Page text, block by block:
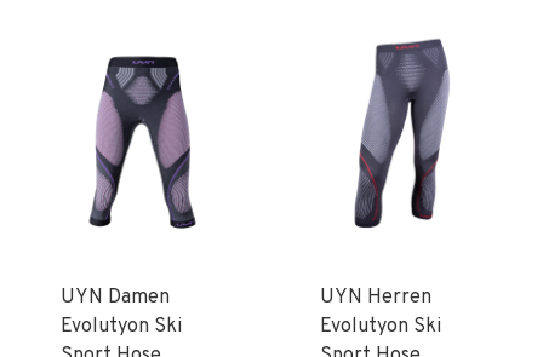
UYN Damen
Evolutyon Ski
UYN Herren
Evolutyon Ski